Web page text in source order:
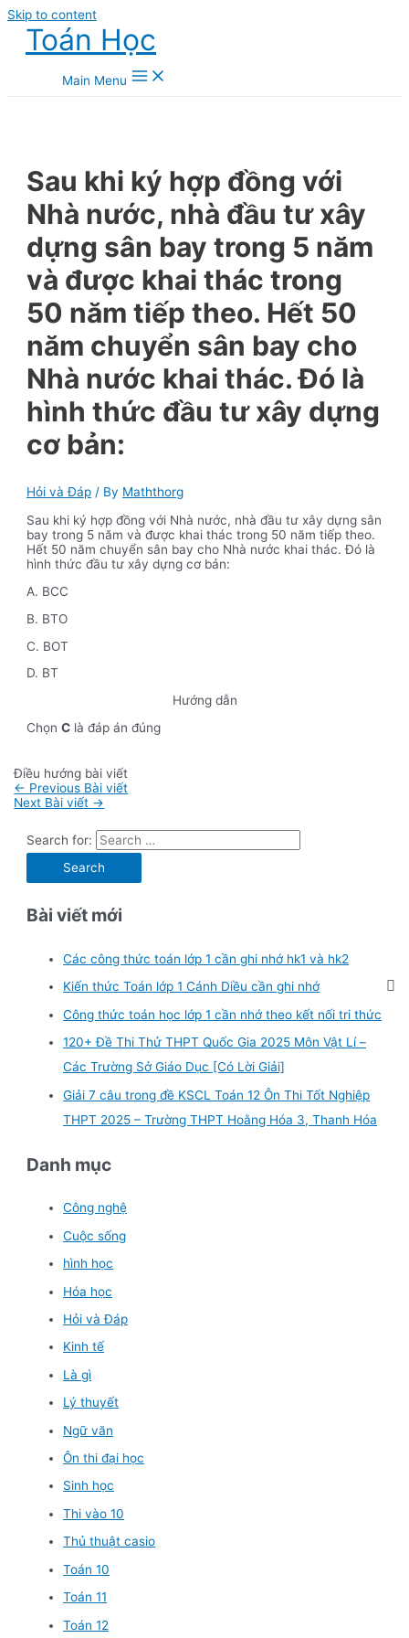
Skip to content
Toán Học
Main Menu
Sau khi ký hợp đồng với
Nhà nước, nhà đầu tư xây
dựng sân bay trong 5 năm
và được khai thác trong
50 năm tiếp theo. Hết 50
năm chuyển sân bay cho
Nhà nước khai thác. Đó là
hình thức đầu tư xây dựng
cơ bản:
Hỏi và Đáp / By Maththorg
Sau khi ký hợp đồng với Nhà nước, nhà đầu tư xây dựng sân
bay trong 5 năm và được khai thác trong 50 năm tiếp theo.
Hết 50 năm chuyển sân bay cho Nhà nước khai thác. Đó là
hình thức đầu tư xây dựng cơ bản:
A. BCC
B. BTO
C. BOT
D. BT
Hướng dẫn
ChọnC là đáp án đúng
Điều hướng bài viết
← Previous Bài viết
Next Bài viết →
Search for:
Bài viết mới
Các công thức toán lớp 1 cần ghi nhớ hk1 và hk2
Kiến thức Toán lớp 1 Cánh Diều cần ghi nhớ
Công thức toán học lớp 1 cần nhớ theo kết nối tri thức
120+ Đề Thi Thử THPT Quốc Gia 2025 Môn Vật Lí –
Các Trường Sở Giáo Dục [Có Lời Giải]
Giải 7 câu trong đề KSCL Toán 12 Ôn Thi Tốt Nghiệp
THPT 2025 – Trường THPT Hoằng Hóa 3, Thanh Hóa
Danh mục
Công nghệ
Cuộc sống
hình học
Hóa học
Hỏi và Đáp
Kinh tế
Là gì
Lý thuyết
Ngữ văn
Ôn thi đại học
Sinh học
Thi vào 10
Thủ thuật casio
Toán 10
Toán 11
Toán 12